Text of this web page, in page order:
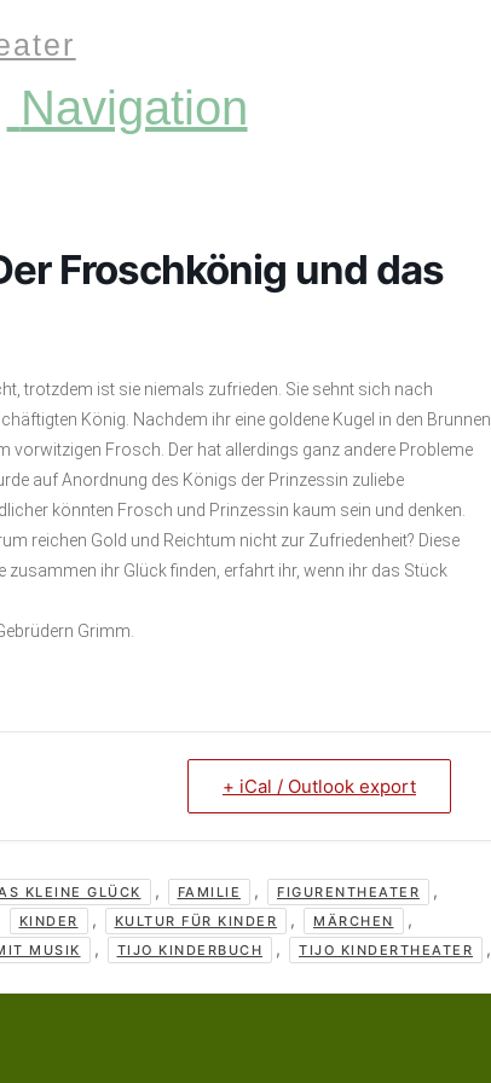
Navigation
Froschkönig und das
trotzdem ist sie niemals zufrieden. Sie sehnt sich nach
König. Nachdem ihr eine goldene Kugel in den Brunnen
Frosch. Der hat allerdings ganz andere Probleme
auf Anordnung des Königs der Prinzessin zuliebe
könnten Frosch und Prinzessin kaum sein und denken.
reichen Gold und Reichtum nicht zur Zufriedenheit? Diese
ihr Glück finden, erfahrt ihr, wenn ihr das Stück
Grimm.
+ iCal / Outlook export
KLEINE GLÜCK , FAMILIE , FIGURENTHEATER ,
KINDER , KULTUR FÜR KINDER , MÄRCHEN ,
MUSIK , TIJO KINDERBUCH , TIJO KINDERTHEATER ,